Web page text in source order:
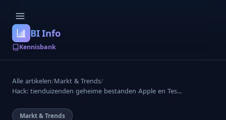
BI Info
Kennisbank
Alle artikelen/Markt & Trends/
Hack: tienduizenden geheime bestanden Apple en Tes...
Markt & Trends